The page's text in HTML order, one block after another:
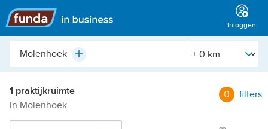
Hoofdmenu
Inloggen
Plaats,
etc.
Plus [Straal]
1 praktijkruimte
in Molenhoek
0 filters